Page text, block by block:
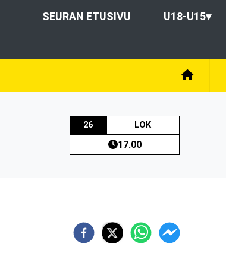
SEURAN ETUSIVU U18-U15▾
26 LOK
17.00